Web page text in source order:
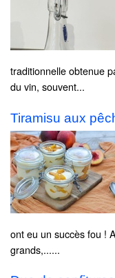
traditionnelle obtenue
du vin, souvent...
Tiramisu aux
ont eu un succès fou !
grands,......